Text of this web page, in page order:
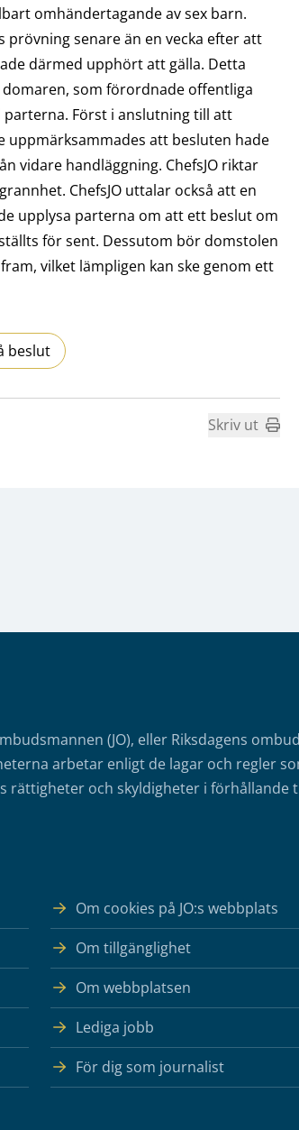
omhändertagande av sex barn.
senare än en vecka efter att
därmed upphört att gälla. Detta
som förordnade offentliga
Först i anslutning till att
att besluten hade
vidare handläggning. ChefsJO riktar
ChefsJO uttalar också att en
upplysa parterna om att ett beslut om
för sent. Dessutom bör domstolen
vilket lämpligen kan ske genom ett
beslut
Skriv ut
(JO), eller Riksdagens
arbetar enligt de lagar och regler
rättigheter och skyldigheter i förhållande
Om cookies på JO:s webbplats
Om tillgänglighet
Om webbplatsen
Lediga jobb
För dig som journalist